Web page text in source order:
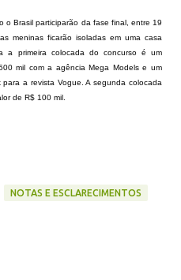
Brasil participarão da fase final, entre 19
meninas ficarão isoladas em uma casa
a primeira colocada do concurso é um
mil com a agência Mega Models e um
a revista Vogue. A segunda colocada
de R$ 100 mil.
NOTAS E ESCLARECIMENTOS